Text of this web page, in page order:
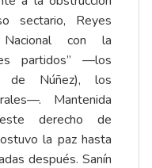
sectario, Reyes
con la
partidos” —los
de Núñez), los
Mantenida
derecho de
la paz hasta
después. Sanín